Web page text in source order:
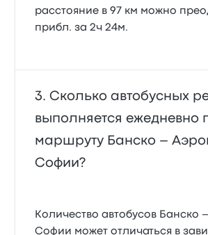
расстояние в 97 км можно
прибл. за 2ч 24м.
Сколько автобусных
выполняется ежедневно
маршруту Банско –
Софии?
Количество автобусов Банско
Софии может отличаться в